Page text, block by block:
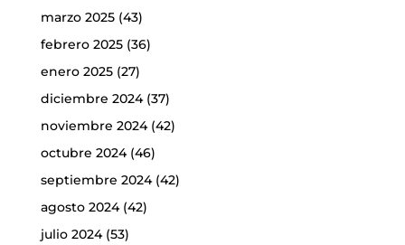
marzo 2025(43)
febrero 2025(36)
enero 2025(27)
diciembre 2024(37)
noviembre 2024(42)
octubre 2024(46)
septiembre 2024(42)
agosto 2024(42)
julio 2024(53)